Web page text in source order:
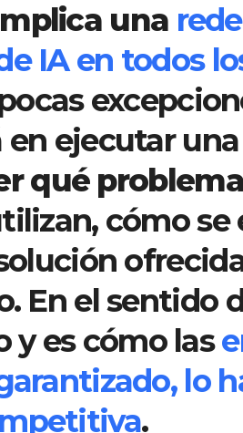
una
IA en todos
en ejecutar
qué
cómo
En el sentido
y es cómo las
lo
.